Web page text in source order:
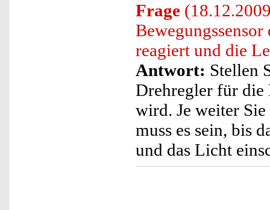
Frage
reagiert und die
Antwort: Stellen
Drehregler für
wird. Je weiter
muss es sein, bis
und das Licht